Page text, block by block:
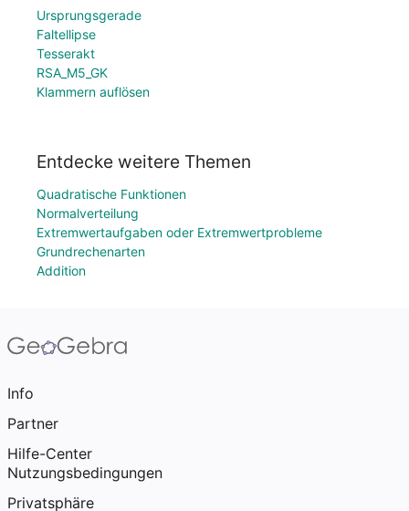
Ursprungsgerade
Faltellipse
Tesserakt
RSA_M5_GK
Klammern auflösen
Entdecke weitere Themen
Quadratische Funktionen
Normalverteilung
Extremwertaufgaben oder Extremwertprobleme
Grundrechenarten
Addition
Info
Partner
Hilfe-Center
Nutzungsbedingungen
Privatsphäre